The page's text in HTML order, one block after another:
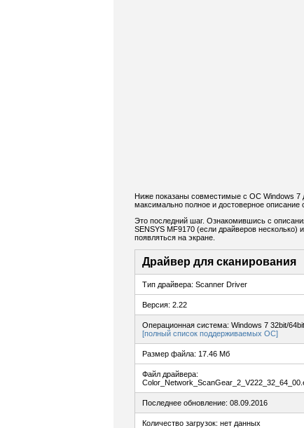
Ниже показаны совместимые с ОС Windows 7
максимально полное и достоверное описание
Это последний шаг. Ознакомившись с
SENSYS MF9170 (если драйверов несколько)
появляться на экране.
Драйвер для сканирования
Тип драйвера: Scanner Driver
Версия: 2.22
Операционная система: Windows 7 32bit/64bit
[полный список поддерживаемых ОС]
Размер файла: 17.46 Мб
Файл драйвера:
Последнее обновление: 08.09.2016
Количество загрузок: нет данных